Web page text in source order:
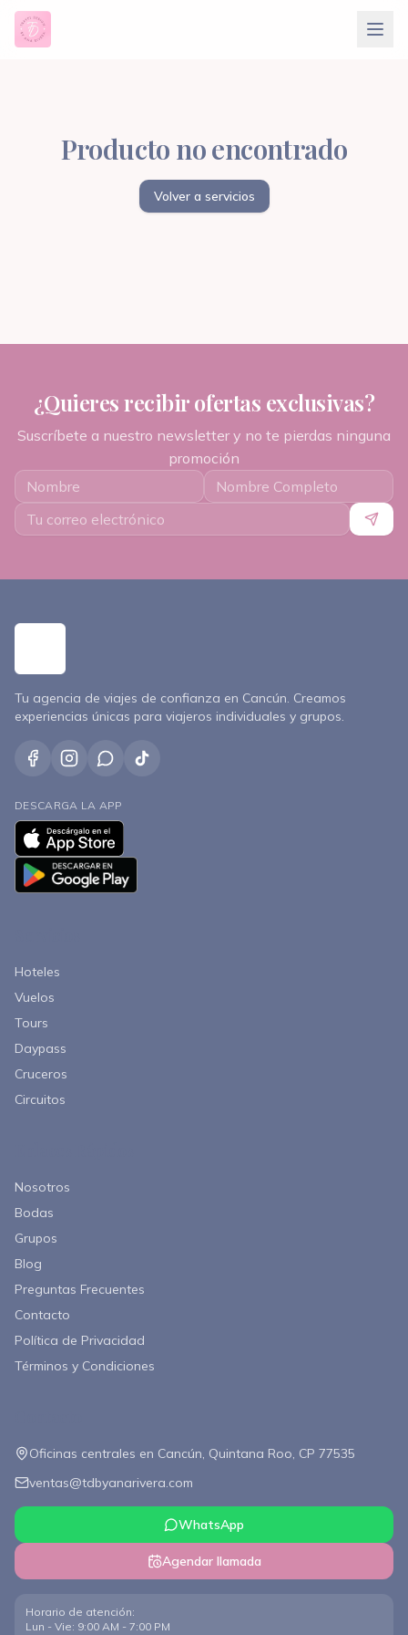
Producto no encontrado
Volver a servicios
¿Quieres recibir ofertas exclusivas?
Suscríbete a nuestro newsletter y no te pierdas ninguna
promoción
Tu agencia de viajes de confianza en Cancún. Creamos
experiencias únicas para viajeros individuales y grupos.
DESCARGA LA APP
Hoteles
Vuelos
Tours
Daypass
Cruceros
Circuitos
Nosotros
Bodas
Grupos
Blog
Preguntas Frecuentes
Contacto
Política de Privacidad
Términos y Condiciones
Oficinas centrales en Cancún, Quintana Roo, CP 77535
ventas@tdbyanarivera.com
WhatsApp
Agendar llamada
Horario de atención:
Lun - Vie: 9:00 AM - 7:00 PM